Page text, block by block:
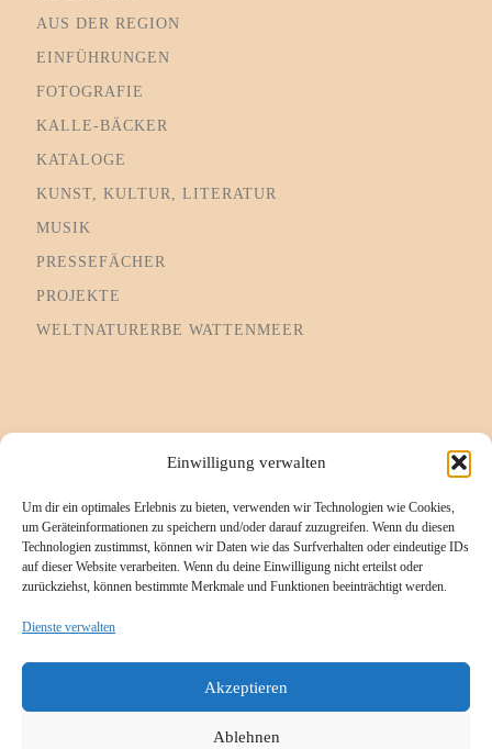
Einwilligung verwalten
Um dir ein optimales Erlebnis zu bieten, verwenden wir Technologien wie Cookies,
um Geräteinformationen zu speichern und/oder darauf zuzugreifen. Wenn du diesen
Technologien zustimmst, können wir Daten wie das Surfverhalten oder eindeutige IDs
auf dieser Website verarbeiten. Wenn du deine Einwilligung nicht erteilst oder
zurückziehst, können bestimmte Merkmale und Funktionen beeinträchtigt werden.
Dienste verwalten
Akzeptieren
Ablehnen
AUS DER REGION
EINFÜHRUNGEN
FOTOGRAFIE
KALLE-BÄCKER
KATALOGE
KUNST, KULTUR, LITERATUR
MUSIK
PRESSEFÄCHER
PROJEKTE
WELTNATURERBE WATTENMEER
Informationsseiten
Impressum
Cookie-Richtlinie (EU)
Datenschutzerklärung
Referenzen/Kompetenzen
Kontakt